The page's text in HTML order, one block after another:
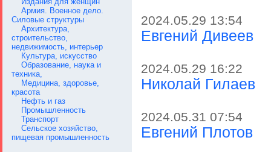
Армия. Военное дело.
Силовые структуры
Архитектура,
строительство,
недвижимость, интерьер
Культура, искусство
Образование, наука и
техника,
Медицина, здоровье,
красота
Нефть и газ
Промышленность
Транспорт
Сельское хозяйство,
пищевая промышленность
2024.05.29 13:54
Евгений Дивеев
2024.05.29 16:22
Николай Гилаев
2024.05.31 07:54
Евгений Плотов